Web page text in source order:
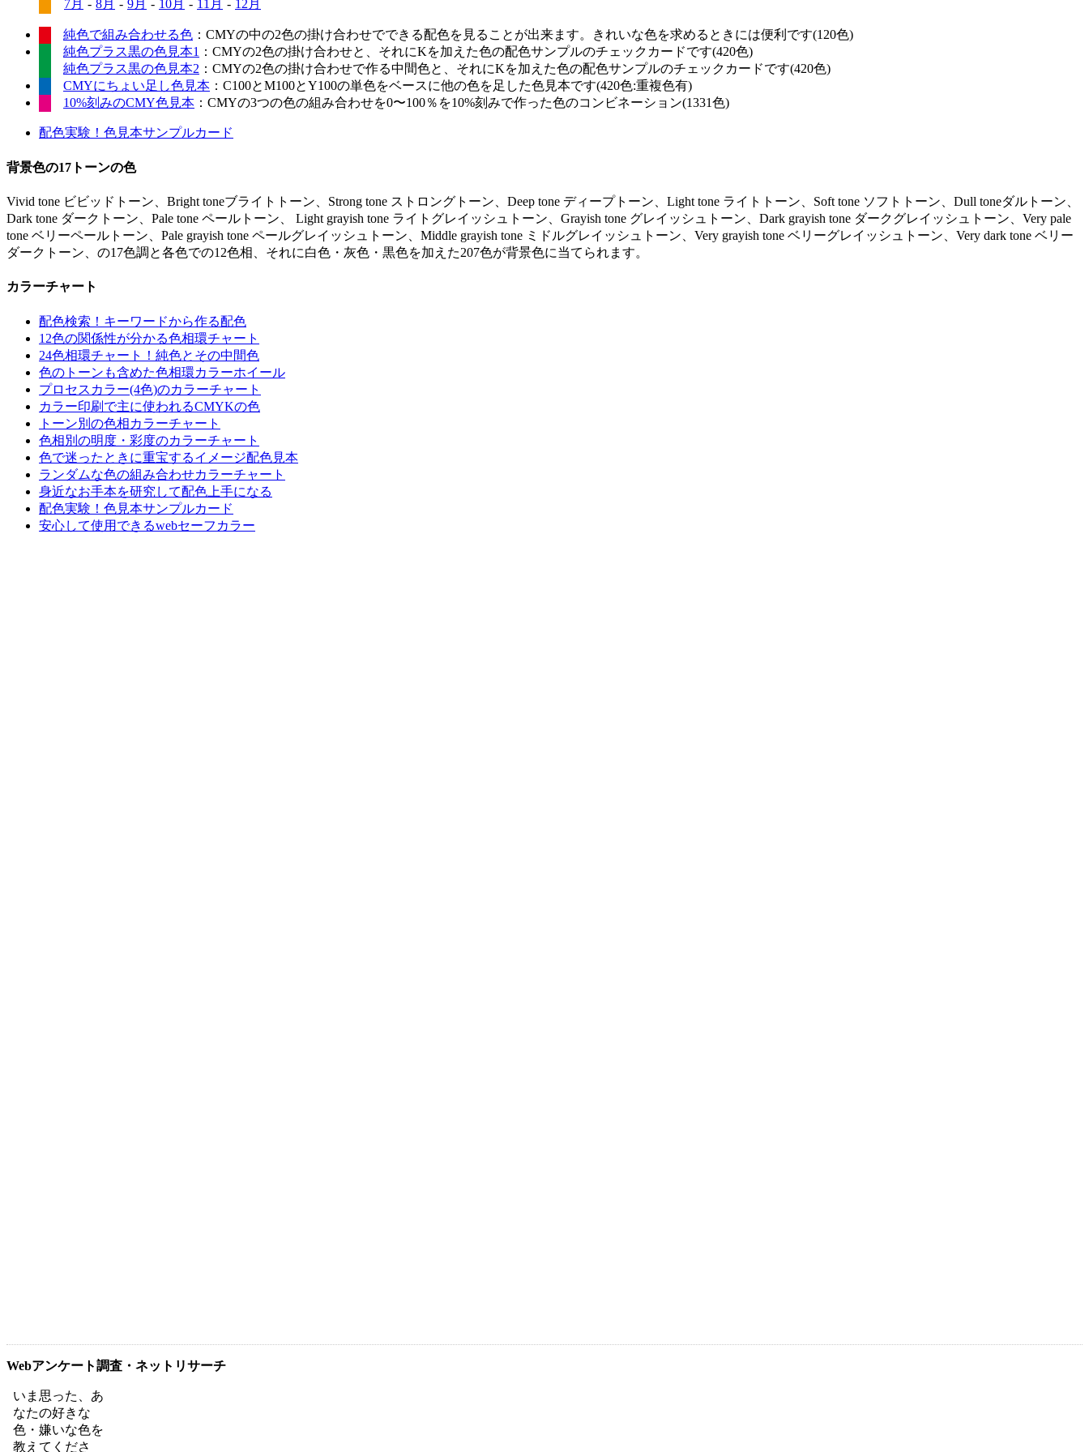
7月 - 8月 - 9月 - 10月 - 11月 - 12月
純色で組み合わせる色 ：CMYの中の2色の掛け合わせでできる配色を見ることが出来ます。きれいな色を求めるときには便利です(120色)
純色プラス黒の色見本1 ：CMYの2色の掛け合わせと、それにKを加えた色の配色サンプルのチェックカードです(420色)
純色プラス黒の色見本2 ：CMYの2色の掛け合わせで作る中間色と、それにKを加えた色の配色サンプルのチェックカードです(420色)
CMYにちょい足し色見本 ：C100とM100とY100の単色をベースに他の色を足した色見本です(420色:重複色有)
10%刻みのCMY色見本 ：CMYの3つの色の組み合わせを0〜100％を10%刻みで作った色のコンビネーション(1331色)
配色実験！色見本サンプルカード
背景色の17トーンの色
Vivid tone ビビッドトーン、Bright toneブライトトーン、Strong tone ストロングトーン、Deep tone ディープトーン、Light tone ライトトーン、Soft tone ソフトトーン、Dull toneダルトーン、
Dark tone ダークトーン、Pale tone ペールトーン、 Light grayish tone ライトグレイッシュトーン、Grayish tone グレイッシュトーン、Dark grayish tone ダークグレイッシュトーン、Very pale
tone ベリーペールトーン、Pale grayish tone ペールグレイッシュトーン、Middle grayish tone ミドルグレイッシュトーン、Very grayish tone ベリーグレイッシュトーン、Very dark tone ベリー
ダークトーン、の17色調と各色での12色相、それに白色・灰色・黒色を加えた207色が背景色に当てられます。
カラーチャート
配色検索！キーワードから作る配色
12色の関係性が分かる色相環チャート
24色相環チャート！純色とその中間色
色のトーンも含めた色相環カラーホイール
プロセスカラー(4色)のカラーチャート
カラー印刷で主に使われるCMYKの色
トーン別の色相カラーチャート
色相別の明度・彩度のカラーチャート
色で迷ったときに重宝するイメージ配色見本
ランダムな色の組み合わせカラーチャート
身近なお手本を研究して配色上手になる
配色実験！色見本サンプルカード
安心して使用できるwebセーフカラー
Webアンケート調査・ネットリサーチ